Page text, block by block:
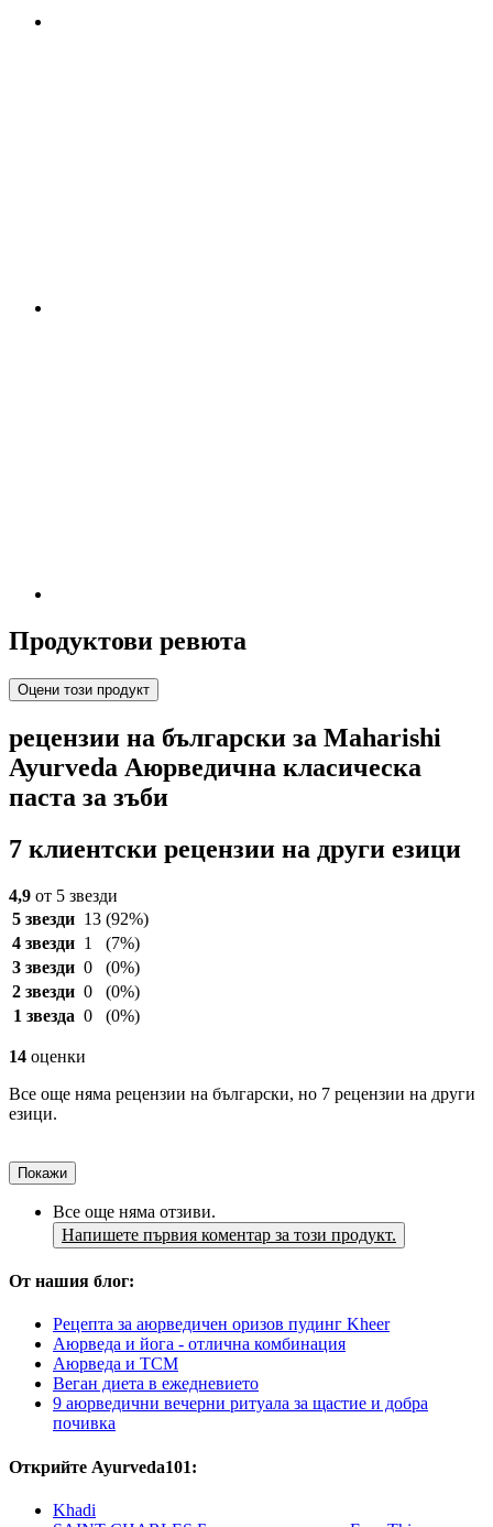
Продуктови ревюта
Оцени този продукт
рецензии на български за Maharishi
Ayurveda Аюрведична класическа
паста за зъби
7 клиентски рецензии на други езици
4,9 от 5 звезди
5 звезди 13 (92%)
4 звезди 1
(7%)
3 звезди 0
(0%)
2 звезди 0
(0%)
1 звезда 0 (0%)
14 оценки
Все още няма рецензии на български, но 7 рецензии на други
езици.
Покажи
Все още няма отзиви.
Напишете първия коментар за този продукт.
От нашия блог:
Рецепта за аюрведичен оризов пудинг Kheer
Аюрведа и йога - отлична комбинация
Аюрведа и TCM
Веган диета в ежедневието
9 аюрведични вечерни ритуала за щастие и добра
почивка
Открийте Ayurveda101:
Khadi